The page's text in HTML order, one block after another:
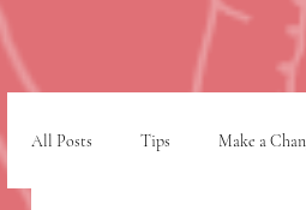
All Posts Tips Make a